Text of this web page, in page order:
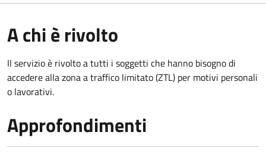
A chi è rivolto
Il servizio è rivolto a tutti i soggetti che hanno bisogno di
accedere alla zona a traffico limitato (ZTL) per motivi personali
o lavorativi.
Approfondimenti